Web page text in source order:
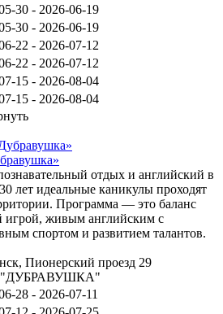
30 - 2026-06-19
30 - 2026-06-19
22 - 2026-07-12
22 - 2026-07-12
15 - 2026-08-04
15 - 2026-08-04
отдых и английский в
лет идеальные каникулы проходят
Программа — это баланс
игрой, живым английским с
спортом и развитием талантов.
Пионерский проезд 29
"ДУБРАВУШКА"
28 - 2026-07-11